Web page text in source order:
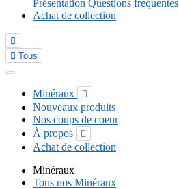
Présentation Questions fréquentes
Achat de collection

 Tous
Minéraux 
Nouveaux produits
Nos coups de coeur
À propos

Achat de collection
Minéraux
Tous nos Minéraux